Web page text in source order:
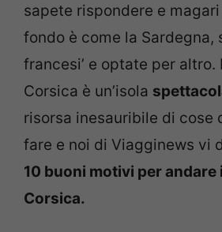
sapete rispondere e magari
fondo è come la Sardegna,
francesi’ e optate per altro.
Corsica è un’isola
risorsa inesauribile di cose
fare e noi di Viagginews vi
10 buoni motivi per andare
Corsica.